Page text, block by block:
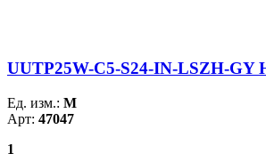
UUTP25W-C5-S24-IN-LSZH-GY
Ед. изм.: М
Арт: 47047
1